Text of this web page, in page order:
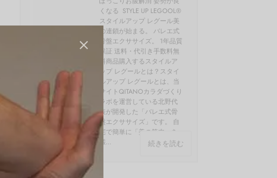
くなる STYLE UP LEGOOL®
スタイルアップ レグール美
の連鎖が始まる。 バレエ式
骨盤エクササイズ。 1年品質
保証 送料・代引き手数料無
料商品購入するスタイルア
ップ レグールとは？スタイ
ルアップ レグールとは、当
サイトQITANOカラダづくり
ラボを運営している北野代
表が開発した「バレエ式骨
盤エクササイズ」です。 自
宅で簡単に「美の筋肉」を
鍛...
続きを読む